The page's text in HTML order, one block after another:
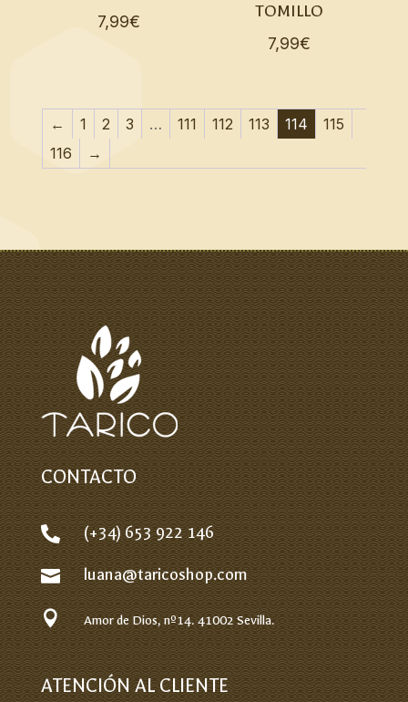
7,99€
TOMILLO
7,99€
← 1 2 3 … 111 112 113 114
115
116
→
CONTACTO
 (+34) 653 922 146
 luana@taricoshop.com
 Amor de Dios, nº14.41002 Sevilla.
ATENCIÓN AL CLIENTE